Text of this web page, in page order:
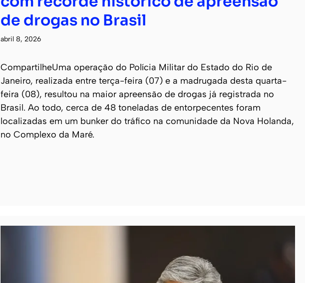
de drogas no Brasil
abril 8, 2026
CompartilheUma operação do Polícia Militar do Estado do Rio de
Janeiro, realizada entre terça-feira (07) e a madrugada desta quarta-
feira (08), resultou na maior apreensão de drogas já registrada no
Brasil. Ao todo, cerca de 48 toneladas de entorpecentes foram
localizadas em um bunker do tráfico na comunidade da Nova Holanda,
no Complexo da Maré.